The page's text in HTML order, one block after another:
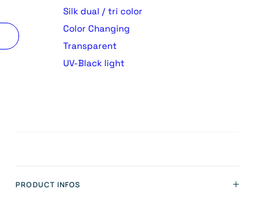
Silk dual / tri color
Color Changing
Transparent
UV-Black light
PRODUCT INFOS